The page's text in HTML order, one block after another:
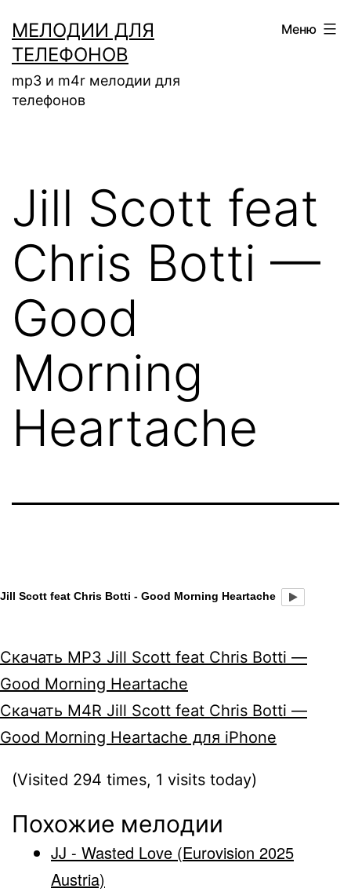
содержимому
МЕЛОДИИ ДЛЯ
ТЕЛЕФОНОВ
mp3 и m4r мелодии для
телефонов
Меню
Jill Scott feat
Chris Botti —
Good
Morning
Heartache
Jill Scott feat Chris Botti - Good Morning Heartache
Скачать MP3 Jill Scott feat Chris Botti —
Good Morning Heartache
Скачать M4R Jill Scott feat Chris Botti —
Good Morning Heartache для iPhone
(Visited 294 times, 1 visits today)
Похожие мелодии
JJ - Wasted Love (Eurovision 2025
Austria)